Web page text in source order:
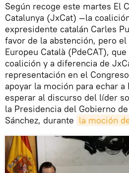
Según recoge este martes El
Catalunya (JxCat) —la
expresidente catalán Carles
favor de la abstención, pero
Europeu Català (PdeCAT),
coalición y a diferencia de
representación en el
apoyar la moción para echar a
esperar al discurso del líder
la Presidencia del Gobierno
Sánchez, durante la moción